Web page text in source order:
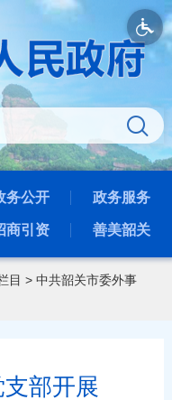
务公开 政务服务
商引资 善美韶关
目 > 中共韶关市委外事
部开展